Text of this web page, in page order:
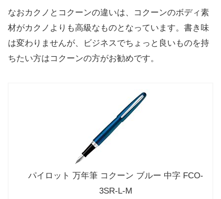
なおカクノとコクーンの違いは、コクーンのボディ素
材がカクノよりも高級なものとなっています。書き味
は変わりませんが、ビジネスでちょっと良いものを持
ちたい方はコクーンの方がお勧めです。
パイロット 万年筆 コクーン ブルー 中字 FCO-
3SR-L-M